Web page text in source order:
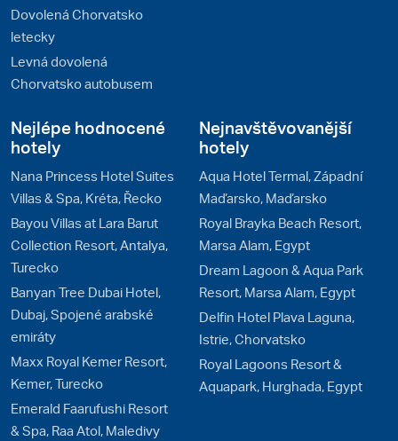
Dovolená Chorvatsko
letecky
Levná dovolená
Chorvatsko autobusem
Nejlépe hodnocené
hotely
Nana Princess Hotel Suites
Villas & Spa, Kréta, Řecko
Bayou Villas at Lara Barut
Collection Resort, Antalya,
Turecko
Banyan Tree Dubai Hotel,
Dubaj, Spojené arabské
emiráty
Maxx Royal Kemer Resort,
Kemer, Turecko
Emerald Faarufushi Resort
& Spa, Raa Atol, Maledivy
Nejnavštěvovanější
hotely
Aqua Hotel Termal, Západní
Maďarsko, Maďarsko
Royal Brayka Beach Resort,
Marsa Alam, Egypt
Dream Lagoon & Aqua Park
Resort, Marsa Alam, Egypt
Delfin Hotel Plava Laguna,
Istrie, Chorvatsko
Royal Lagoons Resort &
Aquapark, Hurghada, Egypt